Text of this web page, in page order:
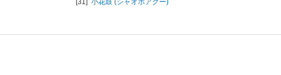
[31] 小花鼓 (シャオホアグー)